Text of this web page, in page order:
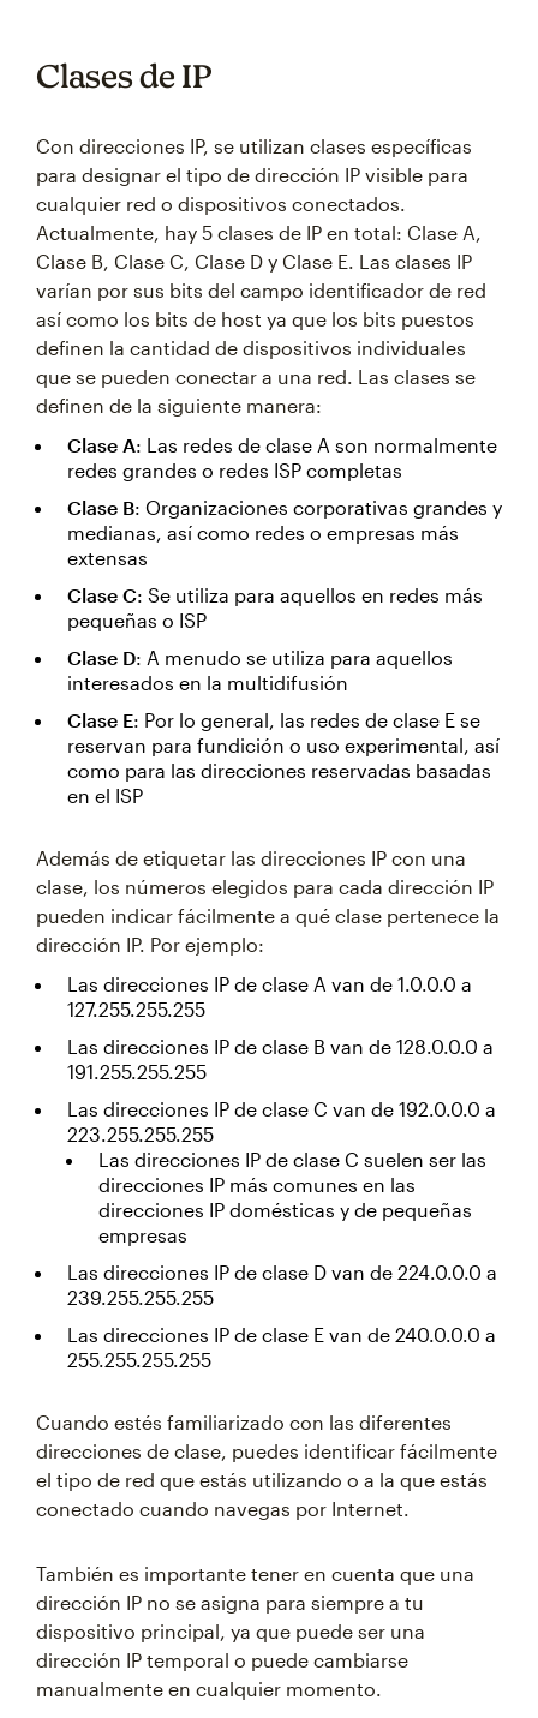
Clases de IP
Con direcciones IP, se utilizan clases específicas
para designar el tipo de dirección IP visible para
cualquier red o dispositivos conectados.
Actualmente, hay 5 clases de IP en total: Clase A,
Clase B, Clase C, Clase D y Clase E. Las clases IP
varían por sus bits del campo identificador de red
así como los bits de host ya que los bits puestos
definen la cantidad de dispositivos individuales
que se pueden conectar a una red. Las clases se
definen de la siguiente manera:
Clase A: Las redes de clase A son normalmente
redes grandes o redes ISP completas
Clase B: Organizaciones corporativas grandes y
medianas, así como redes o empresas más
extensas
Clase C: Se utiliza para aquellos en redes más
pequeñas o ISP
Clase D: A menudo se utiliza para aquellos
interesados en la multidifusión
Clase E: Por lo general, las redes de clase E se
reservan para fundición o uso experimental, así
como para las direcciones reservadas basadas
en el ISP
Además de etiquetar las direcciones IP con una
clase, los números elegidos para cada dirección IP
pueden indicar fácilmente a qué clase pertenece la
dirección IP. Por ejemplo:
Las direcciones IP de clase A van de 1.0.0.0 a
127.255.255.255
Las direcciones IP de clase B van de 128.0.0.0 a
191.255.255.255
Las direcciones IP de clase C van de 192.0.0.0 a
223.255.255.255
Las direcciones IP de clase C suelen ser las
direcciones IP más comunes en las
direcciones IP domésticas y de pequeñas
empresas
Las direcciones IP de clase D van de 224.0.0.0 a
239.255.255.255
Las direcciones IP de clase E van de 240.0.0.0 a
255.255.255.255
Cuando estés familiarizado con las diferentes
direcciones de clase, puedes identificar fácilmente
el tipo de red que estás utilizando o a la que estás
conectado cuando navegas por Internet.
También es importante tener en cuenta que una
dirección IP no se asigna para siempre a tu
dispositivo principal, ya que puede ser una
dirección IP temporal o puede cambiarse
manualmente en cualquier momento.